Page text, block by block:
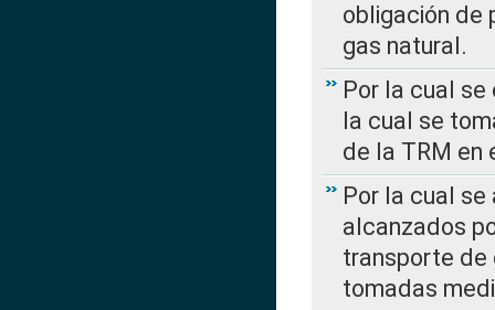
obligación de
gas natural.
Por la cual se
la cual se
de la TRM en
Por la cual
alcanzados
transporte de
tomadas